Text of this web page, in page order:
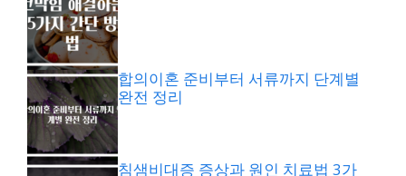
합의이혼 준비부터 서류까지 단계별
완전 정리
침샘비대증 증상과 원인 치료법 3가